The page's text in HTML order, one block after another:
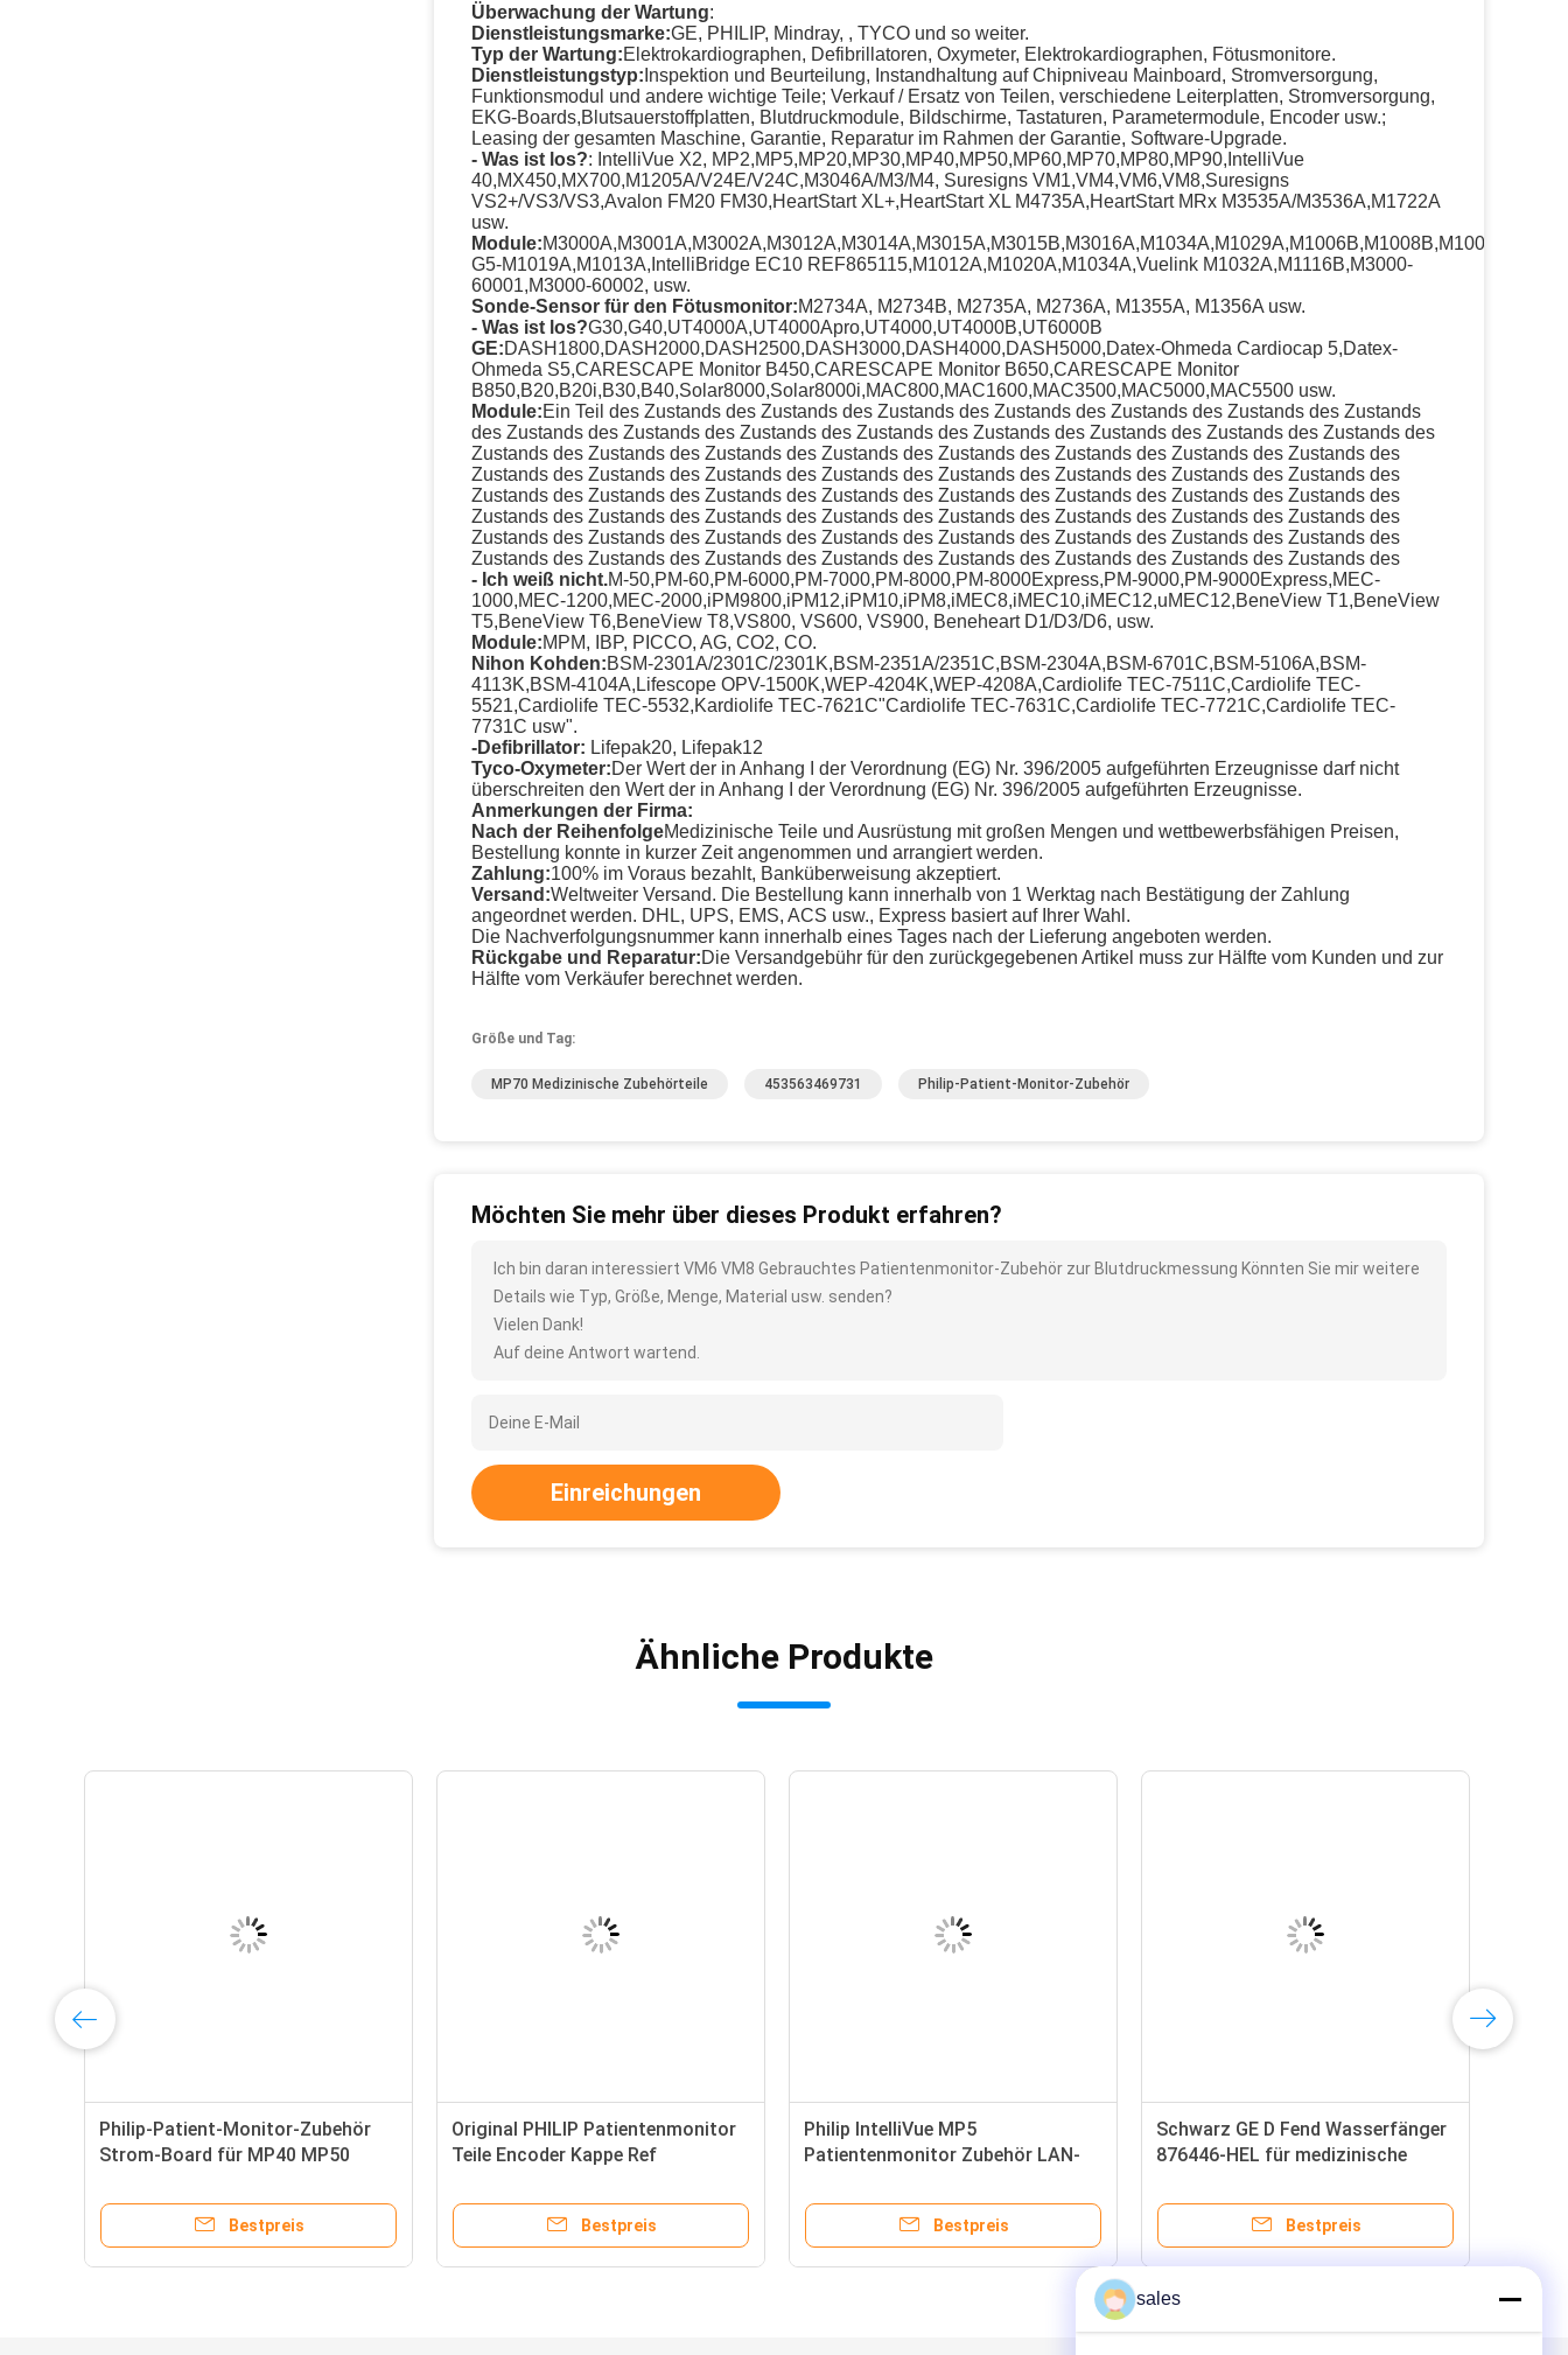
Überwachung der Wartung:
Dienstleistungsmarke:GE, PHILIP, Mindray, , TYCO und so weiter.
Typ der Wartung:Elektrokardiographen, Defibrillatoren, Oxymeter, Elektrokardiographen, Fötusmonitore.
Dienstleistungstyp: Inspektion und Beurteilung, Instandhaltung auf Chipniveau Mainboard, Stromversorgung,
Funktionsmodul und andere wichtige Teile; Verkauf / Ersatz von Teilen, verschiedene Leiterplatten, Stromversorgung,
EKG-Boards,Blutsauerstoffplatten, Blutdruckmodule, Bildschirme, Tastaturen, Parametermodule, Encoder usw.;
Leasing der gesamten Maschine, Garantie, Reparatur im Rahmen der Garantie, Software-Upgrade.
- Was ist los?: IntelliVue X2, MP2,MP5,MP20,MP30,MP40,MP50,MP60,MP70,MP80,MP90,IntelliVue
40,MX450,MX700,M1205A/V24E/V24C,M3046A/M3/M4, Suresigns VM1,VM4,VM6,VM8,Suresigns
VS2+/VS3/VS3,Avalon FM20 FM30,HeartStart XL+,HeartStart XL M4735A,HeartStart MRx M3535A/M3536A,M1722A
usw.
Module:
G5-M1019A,M1013A,IntelliBridge EC10 REF865115,M1012A,M1020A,M1034A,Vuelink M1032A,M1116B,M3000-
60001,M3000-60002, usw.
Sonde-Sensor für den Fötusmonitor:M2734A, M2734B, M2735A, M2736A, M1355A, M1356A usw.
- Was ist los?G30,G40,UT4000A,UT4000Apro,UT4000,UT4000B,UT6000B
GE:DASH1800,DASH2000,DASH2500,DASH3000,DASH4000,DASH5000,Datex-Ohmeda Cardiocap 5,Datex-
Ohmeda S5,CARESCAPE Monitor B450,CARESCAPE Monitor B650,CARESCAPE Monitor
B850,B20,B20i,B30,B40,Solar8000,Solar8000i,MAC800,MAC1600,MAC3500,MAC5000,MAC5500 usw.
Module:Ein Teil des Zustands des Zustands des Zustands des Zustands des Zustands des Zustands des Zustands
des Zustands des Zustands des Zustands des Zustands des Zustands des Zustands des Zustands des Zustands des
Zustands des Zustands des Zustands des Zustands des Zustands des Zustands des Zustands des Zustands des
Zustands des Zustands des Zustands des Zustands des Zustands des Zustands des Zustands des Zustands des
Zustands des Zustands des Zustands des Zustands des Zustands des Zustands des Zustands des Zustands des
Zustands des Zustands des Zustands des Zustands des Zustands des Zustands des Zustands des Zustands des
Zustands des Zustands des Zustands des Zustands des Zustands des Zustands des Zustands des Zustands des
Zustands des Zustands des Zustands des Zustands des Zustands des Zustands des Zustands des Zustands des
- Ich weiß nicht.M-50,PM-60,PM-6000,PM-7000,PM-8000,PM-8000Express,PM-9000,PM-9000Express,MEC-
1000,MEC-1200,MEC-2000,iPM9800,iPM12,iPM10,iPM8,iMEC8,iMEC10,iMEC12,uMEC12,BeneView T1,BeneView
T5,BeneView T6,BeneView T8,VS800, VS600, VS900, Beneheart D1/D3/D6, usw.
Module:MPM, IBP, PICCO, AG, CO2, CO.
Nihon Kohden:BSM-2301A/2301C/2301K,BSM-2351A/2351C,BSM-2304A,BSM-6701C,BSM-5106A,BSM-
4113K,BSM-4104A,Lifescope OPV-1500K,WEP-4204K,WEP-4208A,Cardiolife TEC-7511C,Cardiolife TEC-
5521,Cardiolife TEC-5532,Kardiolife TEC-7621C"Cardiolife TEC-7631C,Cardiolife TEC-7721C,Cardiolife TEC-
7731C usw".
-Defibrillator: Lifepak20, Lifepak12
Tyco-Oxymeter:Der Wert der in Anhang I der Verordnung (EG) Nr. 396/2005 aufgeführten Erzeugnisse darf nicht
überschreiten den Wert der in Anhang I der Verordnung (EG) Nr. 396/2005 aufgeführten Erzeugnisse.
Anmerkungen der Firma:
Nach der ReihenfolgeMedizinische Teile und Ausrüstung mit großen Mengen und wettbewerbsfähigen Preisen,
Bestellung konnte in kurzer Zeit angenommen und arrangiert werden.
Zahlung:100% im Voraus bezahlt, Banküberweisung akzeptiert.
Versand:Weltweiter Versand. Die Bestellung kann innerhalb von 1 Werktag nach Bestätigung der Zahlung
angeordnet werden. DHL, UPS, EMS, ACS usw., Express basiert auf Ihrer Wahl.
Die Nachverfolgungsnummer kann innerhalb eines Tages nach der Lieferung angeboten werden.
Rückgabe und Reparatur:Die Versandgebühr für den zurückgegebenen Artikel muss zur Hälfte vom Kunden und zur
Hälfte vom Verkäufer berechnet werden.
Größe und Tag:
MP70 Medizinische Zubehörteile 453563469731 Philip-Patient-Monitor-Zubehör
Möchten Sie mehr über dieses Produkt erfahren?
Ich bin daran interessiert VM6 VM8 Gebrauchtes Patientenmonitor-Zubehör zur Blutdruckmessung Könnten Sie mir weitere
Details wie Typ, Größe, Menge, Material usw. senden?
Vielen Dank!
Auf deine Antwort wartend.
Einreichungen
Ähnliche Produkte
Philip-Patient-Monitor-Zubehör
Strom-Board für MP40 MP50
Bestpreis
Original PHILIP Patientenmonitor
Teile Encoder Kappe Ref
Bestpreis
Philip IntelliVue MP5
Patientenmonitor Zubehör LAN-
Bestpreis
Schwarz GE D Fend Wasserfänger
876446-HEL für medizinische
Bestpreis
sales